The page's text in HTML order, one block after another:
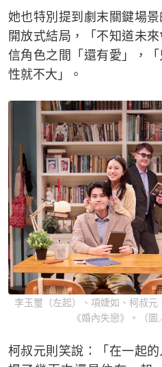
她也特別提到劇末關鍵場
開放式結局，「不知道未
信角色之間「還有愛」，
性就不大」。
李玉璽（左起）、項婕如、柯叔
《婚內失戀》。（圖
柯叔元則笑說：「在一起